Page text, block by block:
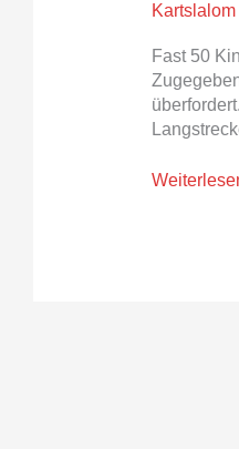
Kartslalom
Fast 50